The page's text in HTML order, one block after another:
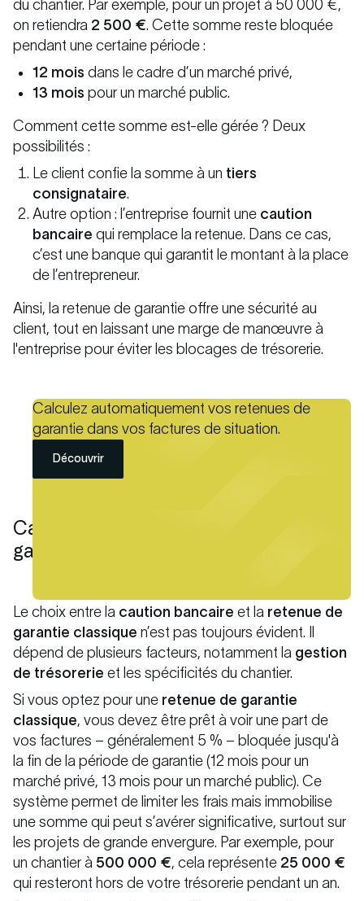
du chantier. Par exemple, pour un projet à 50 000 €,
on retiendra 2 500 €. Cette somme reste bloquée
pendant une certaine période :
12 mois dans le cadre d’un marché privé,
13 mois pour un marché public.
Comment cette somme est-elle gérée ? Deux
possibilités :
Le client confie la somme à un tiers
consignataire.
Autre option : l’entreprise fournit une caution
bancaire qui remplace la retenue. Dans ce cas,
c’est une banque qui garantit le montant à la place
de l’entrepreneur.
Ainsi, la retenue de garantie offre une sécurité au
client, tout en laissant une marge de manœuvre à
l'entreprise pour éviter les blocages de trésorerie.
Calculez automatiquement vos retenues de
garantie dans vos factures de situation.
Découvrir
Caution bancaire ou retenue de
garantie : quel choix ?
Le choix entre la caution bancaire et la retenue de
garantie classique n’est pas toujours évident. Il
dépend de plusieurs facteurs, notamment la gestion
de trésorerie et les spécificités du chantier.
Si vous optez pour une retenue de garantie
classique, vous devez être prêt à voir une part de
vos factures – généralement 5 % – bloquée jusqu'à
la fin de la période de garantie (12 mois pour un
marché privé, 13 mois pour un marché public). Ce
système permet de limiter les frais mais immobilise
une somme qui peut s’avérer significative, surtout sur
les projets de grande envergure. Par exemple, pour
un chantier à 500 000 €, cela représente 25 000 €
qui resteront hors de votre trésorerie pendant un an.